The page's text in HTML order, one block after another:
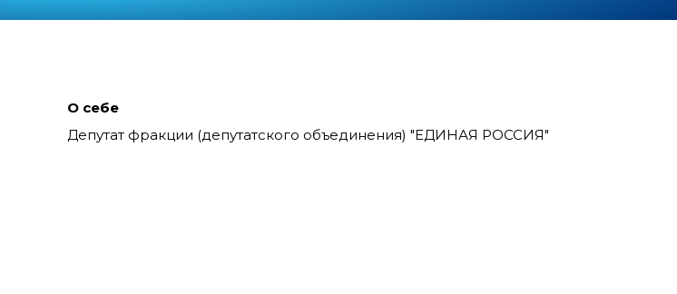
О себе
Депутат фракции (депутатского объединения) "ЕДИНАЯ РОССИЯ"